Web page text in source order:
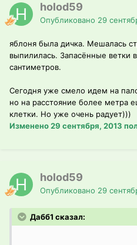
holod59
Опубликовано 29
яблоня была дичка. Мешалась
выпилилась. Запасённые ветки
сантиметров.
Сегодня уже смело идем на
но на расстояние более метра
клетки. Но уже очень радует)))
Изменено29 сентября, 2013
holod59
Опубликовано 29
Дабб1 сказал: